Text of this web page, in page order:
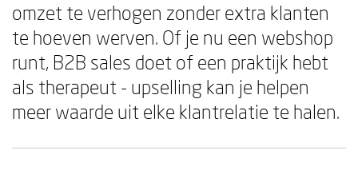
omzet te verhogen zonder extra klanten
te hoeven werven. Of je nu een webshop
runt, B2B sales doet of een praktijk hebt
als therapeut - upselling kan je helpen
meer waarde uit elke klantrelatie te halen.